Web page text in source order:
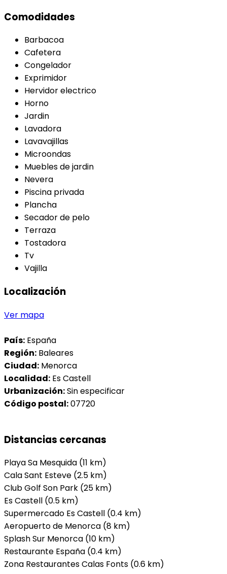
Comodidades
Barbacoa
Cafetera
Congelador
Exprimidor
Hervidor electrico
Horno
Jardin
Lavadora
Lavavajillas
Microondas
Muebles de jardin
Nevera
Piscina privada
Plancha
Secador de pelo
Terraza
Tostadora
Tv
Vajilla
Localización
Ver mapa
País: España
Región: Baleares
Ciudad: Menorca
Localidad: Es Castell
Urbanización:Sin especificar
Código postal:07720
Distancias cercanas
Playa Sa Mesquida (11 km)
Cala Sant Esteve (2.5 km)
Club Golf Son Park (25 km)
Es Castell (0.5 km)
Supermercado Es Castell (0.4 km)
Aeropuerto de Menorca (8 km)
Splash Sur Menorca (10 km)
Restaurante España (0.4 km)
Zona Restaurantes Calas Fonts (0.6 km)